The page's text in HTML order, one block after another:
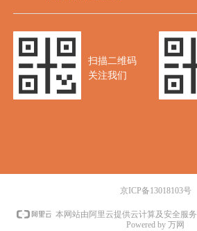
扫描二维码
关注我们
京ICP备13018103号
本网站由阿里云提供云计算及安全服务
Powered by 万网